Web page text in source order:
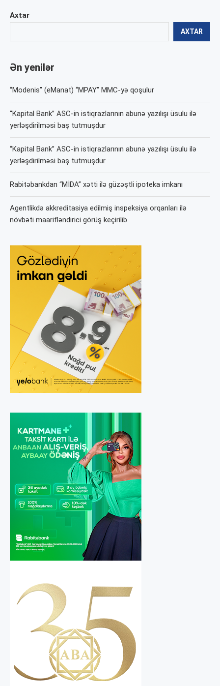
Axtar
AXTAR
Ən yenilər
“Modenis” (eManat) “MPAY” MMC-yə qoşulur
“Kapital Bank” ASC-in istiqrazlarının abunə yazılışı üsulu ilə
yerləşdirilməsi baş tutmuşdur
“Kapital Bank” ASC-in istiqrazlarının abunə yazılışı üsulu ilə
yerləşdirilməsi baş tutmuşdur
Rabitəbankdan “MİDA” xətti ilə güzəştli ipoteka imkanı
Agentlikdə akkreditasiya edilmiş inspeksiya orqanları ilə
növbəti maarifləndirici görüş keçirilib